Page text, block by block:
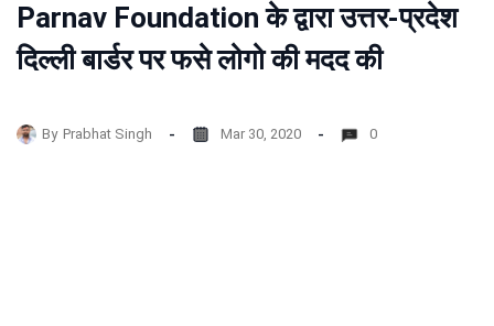
Parnav Foundation के द्वारा उत्तर-प्रदेश
दिल्ली बार्डर पर फसे लोगो की मदद की
By Prabhat Singh Mar 30, 2020 0